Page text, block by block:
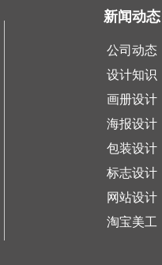
新闻动态
公司动态
设计知识
画册设计
海报设计
包装设计
标志设计
网站设计
淘宝美工